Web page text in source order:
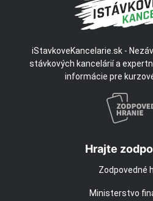
iStavkoveKancelarie.sk -
stávkových kancelárií a
informácie pre
Hrajte
Zodpovedné
Ministerstvo